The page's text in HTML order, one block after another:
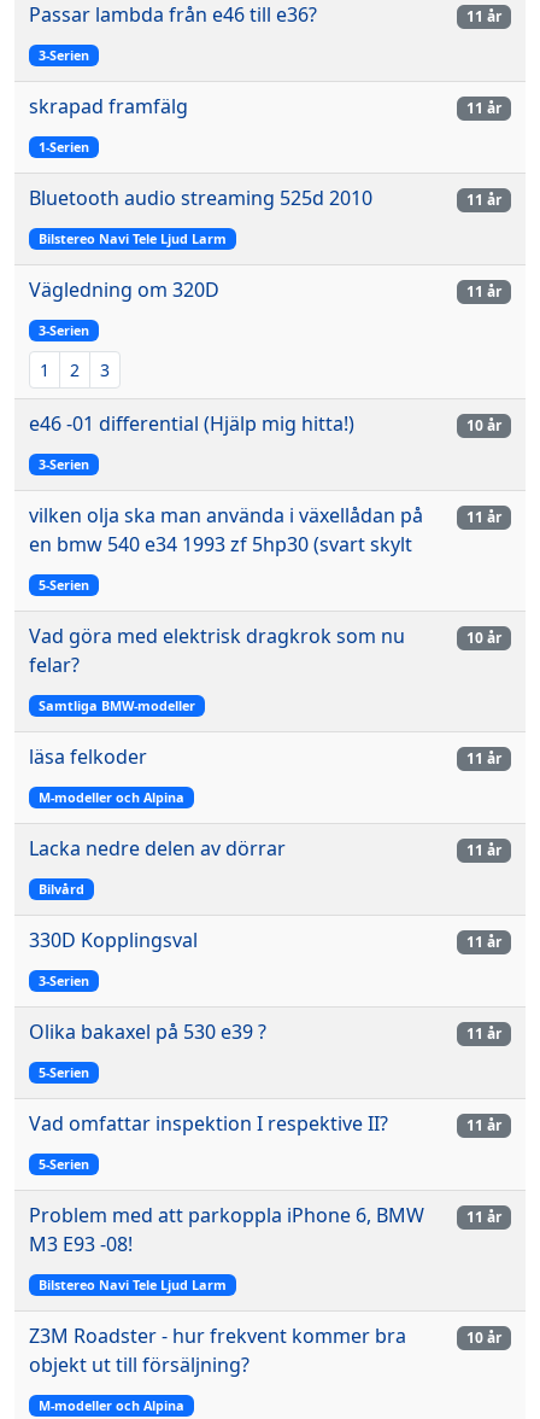
Passar lambda från e46 till e36?
3-Serien
11 år
skrapad framfälg
1-Serien
11 år
Bluetooth audio streaming 525d 2010
Bilstereo Navi Tele Ljud Larm
11 år
Vägledning om 320D
3-Serien
1 2 3
11 år
e46 -01 differential (Hjälp mig hitta!)
3-Serien
10 år
vilken olja ska man använda i växellådan på
en bmw 540 e34 1993 zf 5hp30 (svart skylt
5-Serien
11 år
Vad göra med elektrisk dragkrok som nu
felar?
Samtliga BMW-modeller
10 år
läsa felkoder
M-modeller och Alpina
11 år
Lacka nedre delen av dörrar
Bilvård
11 år
330D Kopplingsval
3-Serien
11 år
Olika bakaxel på 530 e39 ?
5-Serien
11 år
Vad omfattar inspektion I respektive II?
5-Serien
11 år
Problem med att parkoppla iPhone 6, BMW
M3 E93 -08!
Bilstereo Navi Tele Ljud Larm
11 år
Z3M Roadster - hur frekvent kommer bra
objekt ut till försäljning?
M-modeller och Alpina
10 år